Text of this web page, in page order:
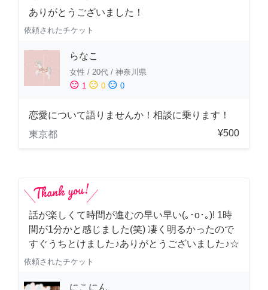
ありがとうございました！
依頼されたチケット
らなこ
女性 / 20代 / 神奈川県
sentiment_satisfied 1 sentiment_neutral 0 sentiment_dissatisfied 0
恋愛について語りませんか！相談に乗ります！
東京都
¥500
話が楽しくて時間が進むの早い早い(｡･о･｡)! 1時
間が1分かと感じました(笑) 凄く明るかったので
すぐうちとけました♪ありがとうございました♪☆
依頼されたチケット
にこにん